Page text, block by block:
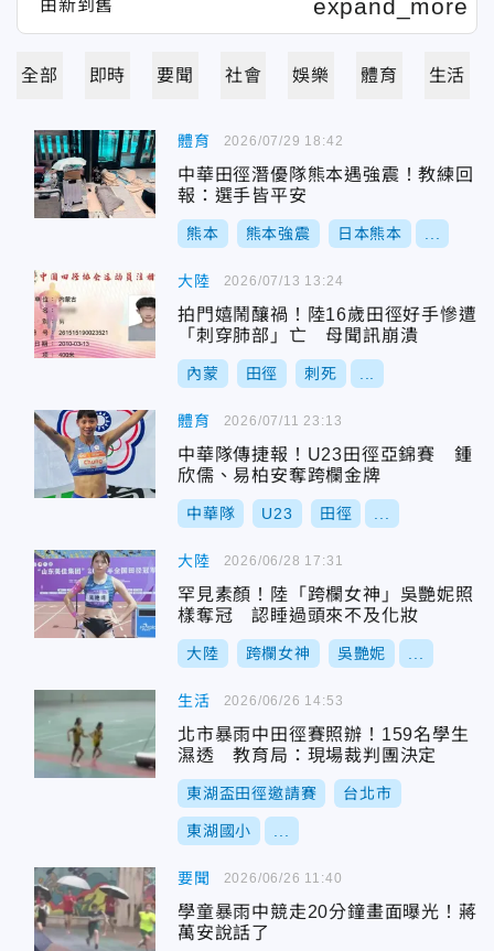
全部 即時 要聞 社會 娛樂 體育 生活
體育
中華田徑潛優隊熊本遇強震！教練回
報：選手皆平安
熊本 熊本強震 日本熊本
2026/07/29 18:42
大陸
拍門嬉鬧釀禍！陸16歲田徑好手慘遭
「刺穿肺部」亡 母聞訊崩潰
內蒙 田徑 刺死
2026/07/13 13:24
體育
中華隊傳捷報！U23田徑亞錦賽 鍾
欣儒、易柏安奪跨欄金牌
中華隊 U23 田徑
2026/07/11 23:13
大陸
罕見素顏！陸「跨欄女神」吳艷妮照
樣奪冠 認睡過頭來不及化妝
大陸 跨欄女神 吳艷妮
2026/06/28 17:31
生活
北市暴雨中田徑賽照辦！159名學生
濕透 教育局：現場裁判團決定
東湖盃田徑邀請賽 台北市
東湖國小
2026/06/26 14:53
要聞
學童暴雨中競走20分鐘畫面曝光！蔣
萬安說話了
2026/06/26 11:40